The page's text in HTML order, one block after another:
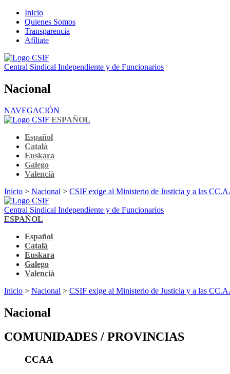
Inicio
Quienes Somos
Transparencia
Afíliate
Central Sindical Independiente y de Funcionarios
Nacional
NAVEGACIÓN
ESPAÑOL
Español
Català
Euskara
Galego
Valencià
Inicio > Nacional > CSIF exige al Ministerio de Justicia y a las
Central Sindical Independiente y de Funcionarios
ESPAÑOL
Español
Català
Euskara
Galego
Valencià
Inicio > Nacional > CSIF exige al Ministerio de Justicia y a las
Nacional
COMUNIDADES / PROVINCIAS
CCAA